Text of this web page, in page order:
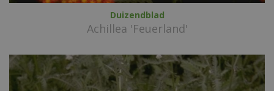
Duizendblad
Achillea 'Feuerland'